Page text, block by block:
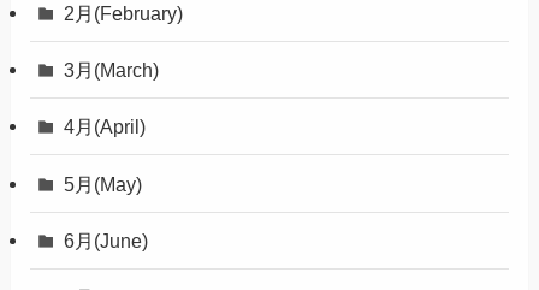
2月(February)
3月(March)
4月(April)
5月(May)
6月(June)